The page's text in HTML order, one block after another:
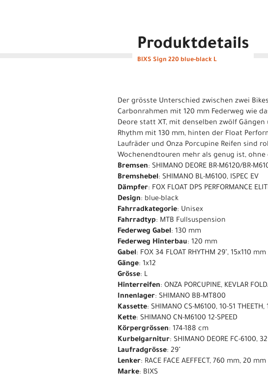
Produktdetails
BIXS Sign 220 blue-black L
Der grösste Unterschied zwischen zwei
Carbonrahmen mit 120 mm Federweg wie
Deore statt XT, mit denselben zwölf
Rhythm mit 130 mm, hinten der Float
Laufräder und Onza Porcupine Reifen sind
Wochenendtouren mehr als genug ist,
Bremsen: SHIMANO DEORE BR-M6120/BR-
Bremshebel: SHIMANO BL-M6100, ISPEC EV
Dämpfer: FOX FLOAT DPS PERFORMANCE
Design: blue-black
Fahrradkategorie: Unisex
Fahrradtyp: MTB Fullsuspension
Federweg Gabel: 130 mm
Federweg Hinterbau: 120 mm
Gabel: FOX 34 FLOAT RHYTHM 29", 15x110 mm
Gänge: 1x12
Grösse: L
Hinterreifen: ONZA PORCUPINE, KEVLAR
Innenlager: SHIMANO BB-MT800
Kassette: SHIMANO CS-M6100, 10-51 THEETH,
Kette: SHIMANO CN-M6100 12-SPEED
Körpergrössen: 174-188 cm
Kurbelgarnitur: SHIMANO DEORE FC-6100,
Laufradgrösse: 29"
Lenker: RACE FACE AEFFECT, 760 mm, 20 mm
Marke: BIXS